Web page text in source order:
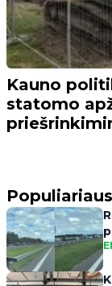
Kauno
statomo